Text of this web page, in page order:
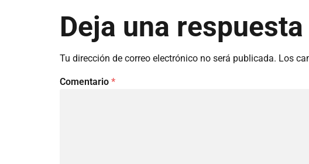
Deja una respuesta
Tu dirección de correo electrónico no será publicada. Los
Comentario *